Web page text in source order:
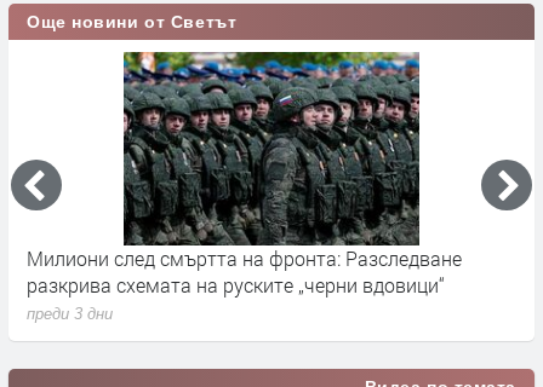
Още новини от Светът
Милиони след смъртта на фронта: Разследване
разкрива схемата на руските „черни вдовици“
преди 3 дни